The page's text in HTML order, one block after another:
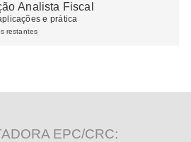
Analista Fiscal
e prática
restantes
EPC/CRC: